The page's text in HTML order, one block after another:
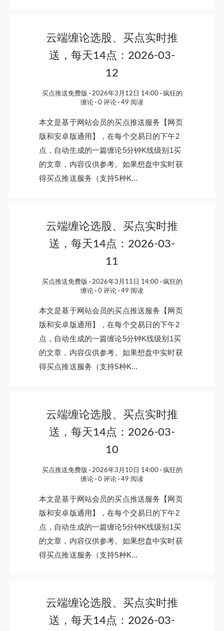
云端缠论选股、买点实时推
送，每天14点：2026-03-
12
买点推送免费版 2026年3月12日 14:00
疯狂的
缠论
0 评论 49 阅读
本文是基于网站会员的买点推送服务【网页
版和安卓版通用】，在每个交易日的下午2
点，自动生成的一篇缠论5分钟K线级别1买
的文章，内容仅供参考。如果想盘中实时获
得买点推送服务（支持5种K...
云端缠论选股、买点实时推
送，每天14点：2026-03-
11
买点推送免费版 2026年3月11日 14:00
疯狂的
缠论
0 评论 49 阅读
本文是基于网站会员的买点推送服务【网页
版和安卓版通用】，在每个交易日的下午2
点，自动生成的一篇缠论5分钟K线级别1买
的文章，内容仅供参考。如果想盘中实时获
得买点推送服务（支持5种K...
云端缠论选股、买点实时推
送，每天14点：2026-03-
10
买点推送免费版 2026年3月10日 14:00
疯狂的
缠论
0 评论 49 阅读
本文是基于网站会员的买点推送服务【网页
版和安卓版通用】，在每个交易日的下午2
点，自动生成的一篇缠论5分钟K线级别1买
的文章，内容仅供参考。如果想盘中实时获
得买点推送服务（支持5种K...
云端缠论选股、买点实时推
送，每天14点：2026-03-